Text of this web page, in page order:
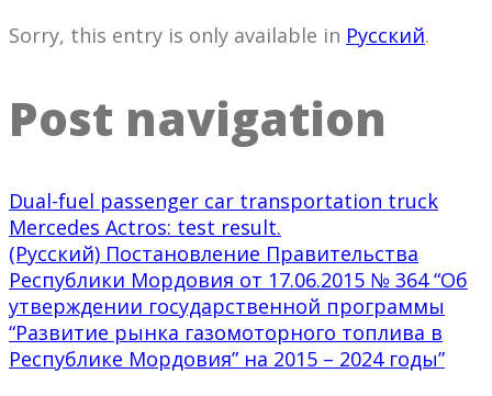
Sorry, this entry is only available in Русский.
Post navigation
Dual-fuel passenger car transportation truck
Mercedes Actros: test result.
(Русский) Постановление Правительства
Республики Мордовия от 17.06.2015 № 364 “Об
утверждении государственной программы
“Развитие рынка газомоторного топлива в
Республике Мордовия” на 2015 – 2024 годы”